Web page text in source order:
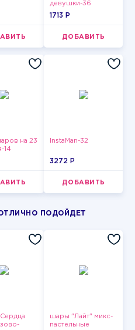
девушки-36
1713 P
ДОБАВИТЬ
на 23
14
InstaMan-32
3272 P
ДОБАВИТЬ
ПОДОЙДЕТ
шары "Лайт" микс-
пастельные